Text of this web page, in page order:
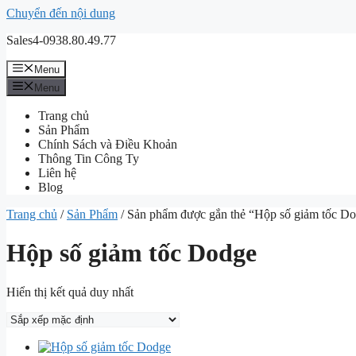
Chuyển đến nội dung
Sales4-0938.80.49.77
Menu
Menu
Trang chủ
Sản Phẩm
Chính Sách và Điều Khoản
Thông Tin Công Ty
Liên hệ
Blog
Trang chủ / Sản Phẩm / Sản phẩm được gắn thẻ “Hộp số giảm tốc
Hộp số giảm tốc Dodge
Hiển thị kết quả duy nhất